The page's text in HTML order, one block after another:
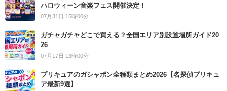
ハロウィーン音楽フェス開催決定！
07月31日 15時00分
ガチャガチャどこで買える？全国エリア別設置場所ガイド20
26
07月17日 13時00分
プリキュアのガシャポン全種類まとめ2026【名探偵プリキュ
ア最新9選】